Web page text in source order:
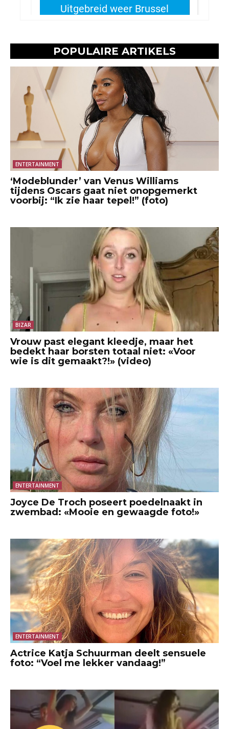
POPULAIRE ARTIKELS
ENTERTAINMENT
‘Modeblunder’ van Venus Williams
tijdens Oscars gaat niet onopgemerkt
voorbij: “Ik zie haar tepel!” (foto)
BIZAR
Vrouw past elegant kleedje, maar het
bedekt haar borsten totaal niet: «Voor
wie is dit gemaakt?!» (video)
ENTERTAINMENT
Joyce De Troch poseert poedelnaakt in
zwembad: «Mooie en gewaagde foto!»
ENTERTAINMENT
Actrice Katja Schuurman deelt sensuele
foto: “Voel me lekker vandaag!”